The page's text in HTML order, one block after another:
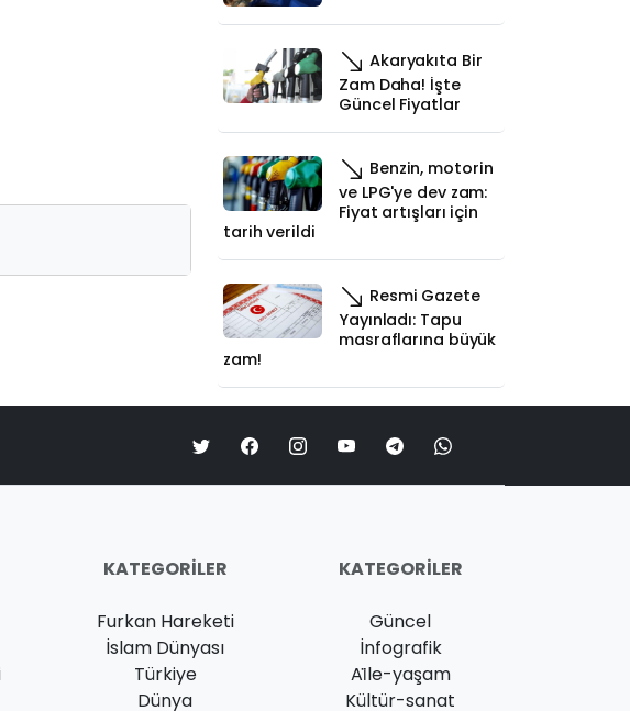
Akaryakıta Bir
Zam Daha! İşte
Güncel Fiyatlar
Benzin, motorin
ve LPG'ye dev zam:
Fiyat artışları için
tarih verildi
Resmi Gazete
Yayınladı: Tapu
masraflarına büyük
zam!
KATEGORILER
Furkan Hareketi
İslam Dünyası
Türkiye
Dünya
KATEGORILER
Güncel
İnfografik
Ai̇le-yaşam
Kültür-sanat